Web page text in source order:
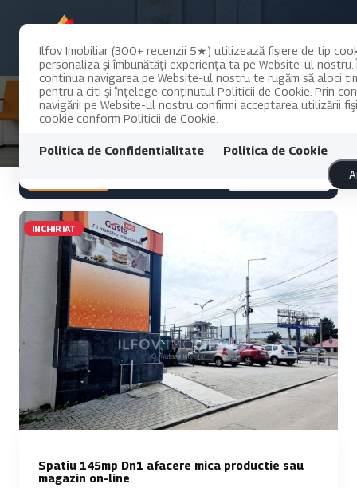
Ilfov Imobiliar (300+ recenzii 5★) utilizează fişiere de tip
personaliza și îmbunătăți experiența ta pe Website-ul nostru.
continua navigarea pe Website-ul nostru te rugăm să aloci
pentru a citi și înțelege conținutul Politicii de Cookie. Prin
navigării pe Website-ul nostru confirmi acceptarea utilizării
cookie conform Politicii de Cookie.
Politica de Confidentialitate
Politica de Cookie
INCHIRIAT
Spatiu 145mp Dn1 afacere mica productie sau
magazin on-line